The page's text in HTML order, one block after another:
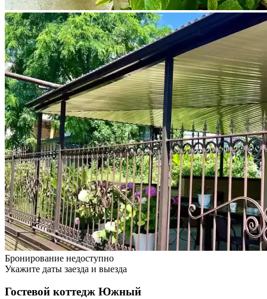
Бронирование недоступно
Укажите даты заезда и выезда
Гостевой коттедж Южный